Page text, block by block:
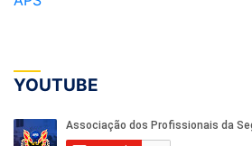
YOUTUBE